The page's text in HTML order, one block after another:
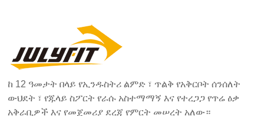
ከ 12 ዓመታት በላይ የኢንዱስትሪ ልምድ ፣ ጥልቅ የአቅርቦት ሰንሰለት
ውህደት ፣ የጁላይ ስፖርት የራሱ አስተማማኝ እና የተረጋጋ የጥሬ ዕቃ
አቅራቢዎች እና የመጀመሪያ ደረጃ የምርት መሠረት አለው።